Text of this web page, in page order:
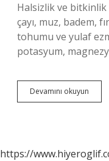
Halsizlik ve bitkinlik
çayı, muz, badem,
tohumu ve yulaf
potasyum,
Devamını okuyun
Bitkinlik
https://